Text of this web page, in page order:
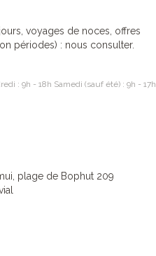
voyages de noces, offres
périodes) : nous consulter.
: 9h - 18h Samedi (sauf été) : 9h - 17h
plage de Bophut 209